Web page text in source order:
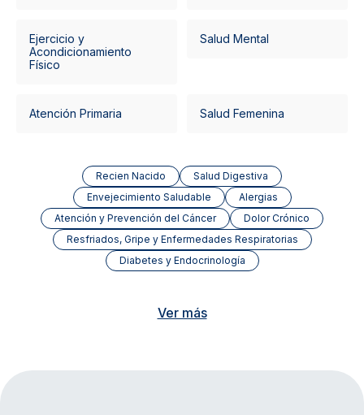
Ejercicio y
Acondicionamiento
Físico
Salud Mental
Atención Primaria Salud Femenina
Recien Nacido
Salud Digestiva
Envejecimiento Saludable
Alergias
Atención y Prevención del Cáncer
Dolor Crónico
Resfriados, Gripe y Enfermedades Respiratorias
Diabetes y Endocrinología
Ver más